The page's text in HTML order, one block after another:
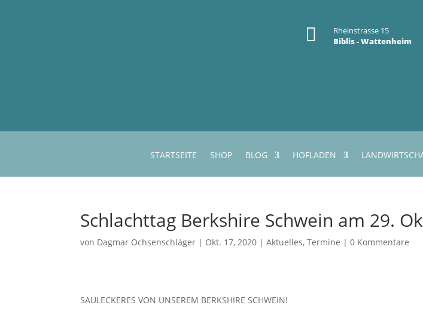

Rheinstrasse 15
Biblis - Wattenheim
STARTSEITE SHOP BLOG HOFLADEN
Schlachttag Berkshire Schwein am 29.
von Dagmar Ochsenschläger | Okt. 17, 2020 |Aktuelles,Termine |0 Kommentare
SAULECKERES VON UNSEREM BERKSHIRE SCHWEIN!